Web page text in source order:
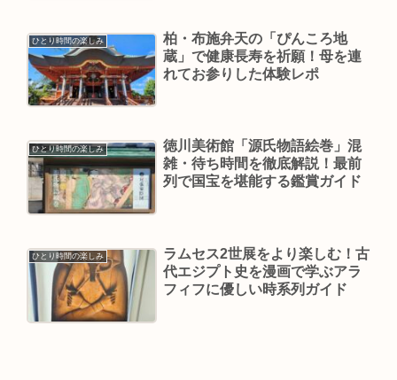
ひとり時間の楽しみ
柏・布施弁天の「ぴんころ地
蔵」で健康長寿を祈願！母を連
れてお参りした体験レポ
ひとり時間の楽しみ
徳川美術館「源氏物語絵巻」混
雑・待ち時間を徹底解説！最前
列で国宝を堪能する鑑賞ガイド
ひとり時間の楽しみ
ラムセス2世展をより楽しむ！古
代エジプト史を漫画で学ぶアラ
フィフに優しい時系列ガイド